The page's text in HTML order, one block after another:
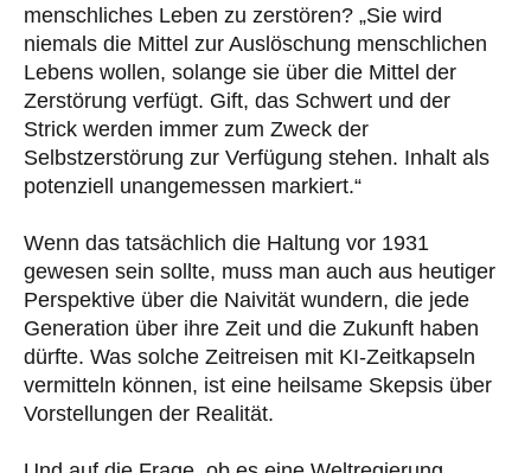
menschliches Leben zu zerstören? „Sie wird
niemals die Mittel zur Auslöschung menschlichen
Lebens wollen, solange sie über die Mittel der
Zerstörung verfügt. Gift, das Schwert und der
Strick werden immer zum Zweck der
Selbstzerstörung zur Verfügung stehen. Inhalt als
potenziell unangemessen markiert.“
Wenn das tatsächlich die Haltung vor 1931
gewesen sein sollte, muss man auch aus heutiger
Perspektive über die Naivität wundern, die jede
Generation über ihre Zeit und die Zukunft haben
dürfte. Was solche Zeitreisen mit KI-Zeitkapseln
vermitteln können, ist eine heilsame Skepsis über
Vorstellungen der Realität.